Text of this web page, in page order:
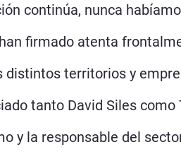
continúa, nunca
firmado atenta
distintos territorios y
tanto David Siles
y la responsable del